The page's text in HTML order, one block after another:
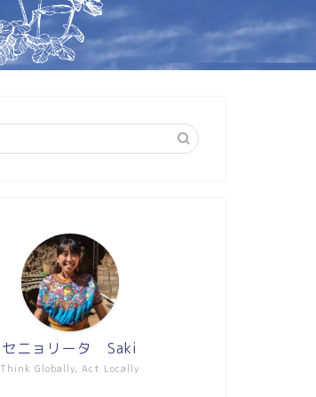
Think Globally, Act Locally
セニョリータ Saki